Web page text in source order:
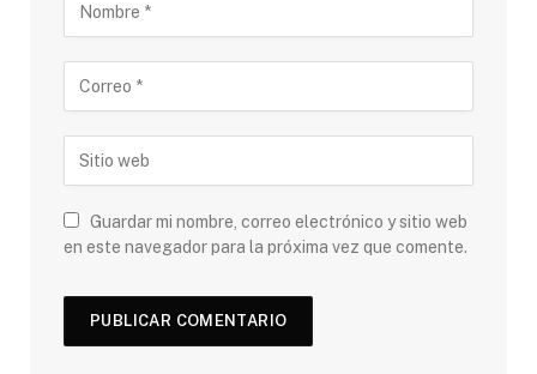
Guardar mi nombre, correo electrónico y sitio web
en este navegador para la próxima vez que comente.